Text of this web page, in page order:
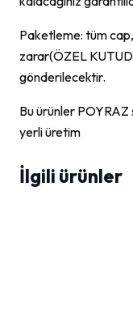
Paketleme: tüm
zarar(ÖZEL
gönderilecektir.
Bu ürünler
yerli üretim
İlgili ürünler